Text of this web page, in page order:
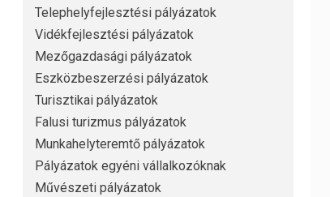
Telephelyfejlesztési pályázatok
Vidékfejlesztési pályázatok
Mezőgazdasági pályázatok
Eszközbeszerzési pályázatok
Turisztikai pályázatok
Falusi turizmus pályázatok
Munkahelyteremtő pályázatok
Pályázatok egyéni vállalkozóknak
Művészeti pályázatok